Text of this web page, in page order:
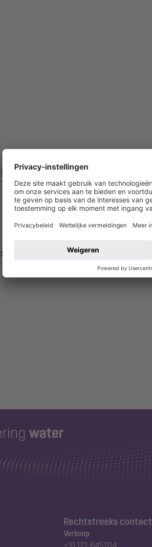
Downloads
terugstuwbeveiligingen van KESSEL
Rechtstreeks contact
Verkoop
+31 172-645704